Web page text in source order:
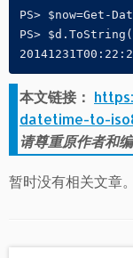
PS> $now=Get-
PS>
本文链接：
datetime-to-
请尊重原作者和
暂时没有相关文章。